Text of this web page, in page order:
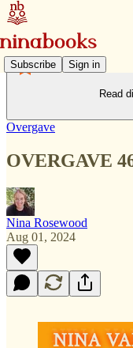
Subscribe Sign in
Read
Overgave
OVERGAVE
Nina Rosewood
Aug 01, 2024